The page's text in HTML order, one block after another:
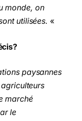
monde, on
utilisées. «
paysannes
agriculteurs
marché
le